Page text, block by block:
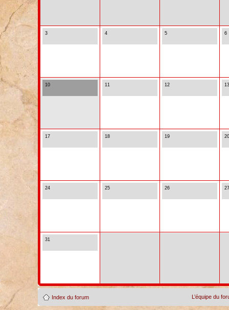
3 4 5 6
10 11 12 13
17 18 19 20
24 25 26 27
31
Index du forum L’équipe du